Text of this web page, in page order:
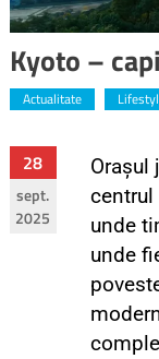
Kyoto –
Actualitate
28
sept.
2025
Orașul
unde
unde